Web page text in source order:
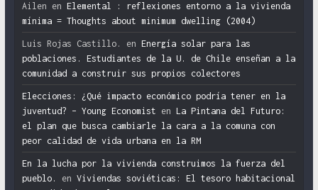
Ailen en Elemental : reflexiones entorno a la vivienda
mínima = Thoughts about minimum dwelling (2004)
Luis Rojas Castillo. en Energía solar para las
poblaciones. Estudiantes de la U. de Chile enseñan a la
comunidad a construir sus propios colectores
Elecciones: ¿Qué impacto económico podría tener en la
juventud? – Young Economist en La Pintana del Futuro:
el plan que busca cambiarle la cara a la comuna con
peor calidad de vida urbana en la RM
En la lucha por la vivienda construimos la fuerza del
pueblo.
en Viviendas soviéticas: El tesoro habitacional